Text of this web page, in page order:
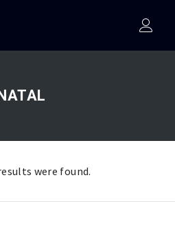
were found.